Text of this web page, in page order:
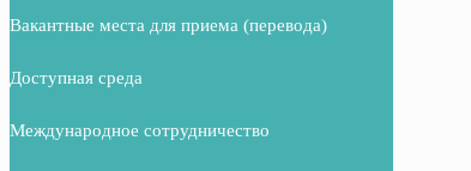
Вакантные места для приема (перевода)
Доступная среда
Международное сотрудничество